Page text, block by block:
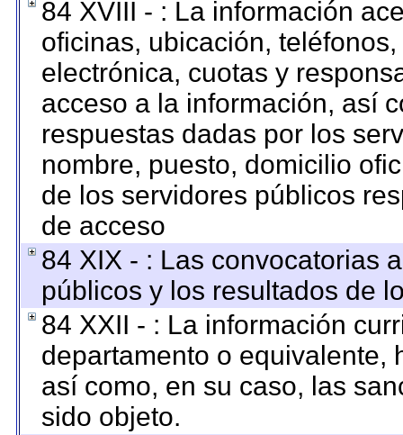
84 XVIII - : La información
oficinas, ubicación,
electrónica, cuotas y
acceso a la información, así
respuestas dadas por los
nombre, puesto, domicilio
de los servidores públicos
de acceso
84 XIX - : Las convocatorias
públicos y los resultados de
84 XXII - : La información
departamento o equivalente,
así como, en su caso, las
sido objeto.